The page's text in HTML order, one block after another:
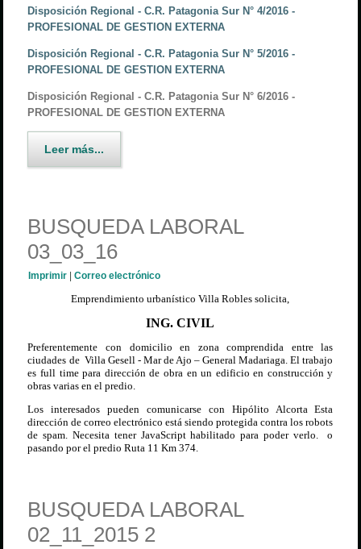
Disposición Regional - C.R. Patagonia Sur N° 4/2016 -
PROFESIONAL DE GESTION EXTERNA
Disposición Regional - C.R. Patagonia Sur N° 5/2016 -
PROFESIONAL DE GESTION EXTERNA
Disposición Regional - C.R. Patagonia Sur N° 6/2016 -
PROFESIONAL DE GESTION EXTERNA
Leer más...
BUSQUEDA LABORAL
03_03_16
Imprimir |Correo electrónico
Emprendimiento urbanístico Villa Robles solicita,
ING. CIVIL
Preferentemente con domicilio en zona comprendida entre las
ciudades de Villa Gesell - Mar de Ajo – General Madariaga.El trabajo
es full time para dirección de obra en un edificio en construcción y
obras varias en el predio.
Los interesados pueden comunicarse con Hipólito AlcortaEsta
dirección de correo electrónico está siendo protegida contra los robots
de spam. Necesita tener JavaScript habilitado para poder verlo.o
pasando por el predio Ruta 11 Km 374.
BUSQUEDA LABORAL
02_11_2015 2